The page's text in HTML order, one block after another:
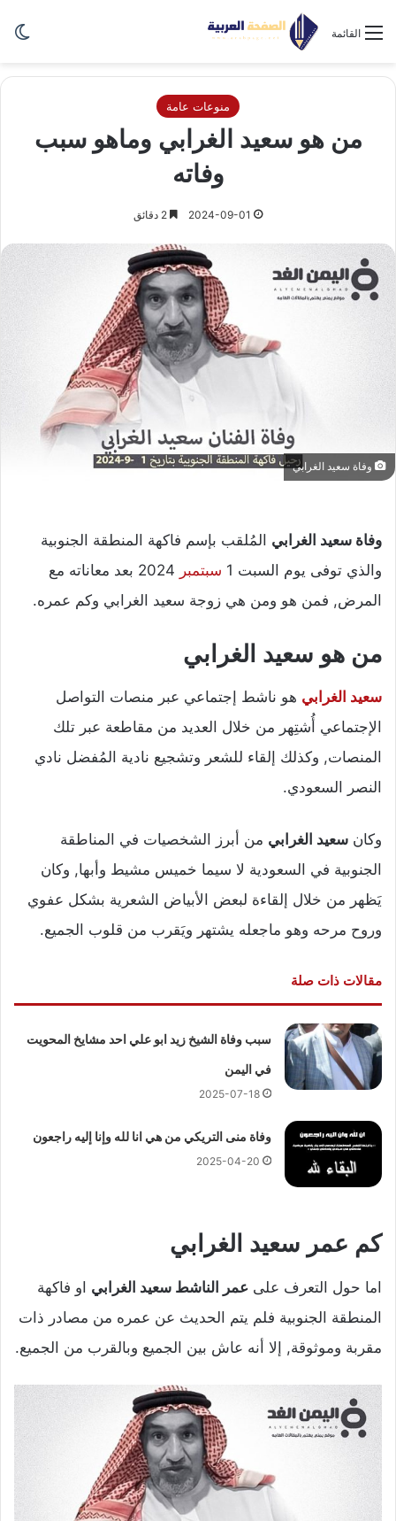
القائمة
منوعات عامة
من هو سعيد الغرابي وماهو سبب
وفاته
2024-09-01
وفاة سعيد الغرابي
وفاة سعيد الغرابي المُلقب بإسم فاكهة المنطقة الجنوبية
والذي توفى يوم السبت 1
سبتمبر
2024 بعد معاناته مع
المرض, فمن هو ومن هي زوجة سعيد الغرابي وكم عمره.
من هو سعيد الغرابي
سعيد الغرابي هو ناشط إجتماعي عبر منصات التواصل
الإجتماعي أُشتِهر من خلال العديد من مقاطعة عبر تلك
المنصات, وكذلك إلقاء للشعر وتشجيع نادية المُفضل نادي
النصر السعودي.
وكان سعيد الغرابي من أبرز الشخصيات في المناطقة
الجنوبية في السعودية لا سيما خميس مشيط وأبها, وكان
يَظهر من خلال إلقاءة لبعض الأبياض الشعرية بشكل عفوي
وروح مرحه وهو ماجعله يشتهر ويَقرب من قلوب الجميع.
مقالات ذات صلة
سبب وفاة الشيخ زيد ابو علي احد مشايخ المحويت
في اليمن
2025-07-18
وفاة منى التريكي من هي انا لله وإنا إليه راجعون
2025-04-20
كم عمر سعيد الغرابي
اما حول التعرف على عمر الناشط سعيد الغرابي او فاكهة
المنطقة الجنوبية فلم يتم الحديث عن عمره من مصادر ذات
مقربة وموثوقة, إلا أنه عاش بين الجميع وبالقرب من الجميع.